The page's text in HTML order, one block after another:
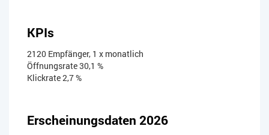
KPIs
2120 Empfänger, 1 x monatlich
Öffnungsrate 30,1 %
Klickrate 2,7 %
Erscheinungsdaten 2026